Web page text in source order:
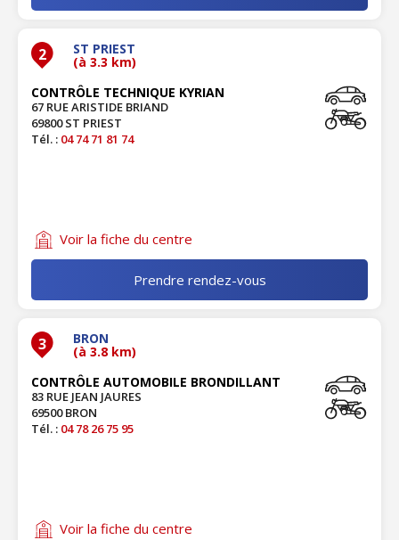
2 ST PRIEST
(à 3.3 km)
CONTRÔLE TECHNIQUE KYRIAN
67 RUE ARISTIDE BRIAND
69800 ST PRIEST
Tél. : 04 74 71 81 74
Voir la fiche du centre
Prendre rendez-vous
3 BRON
(à 3.8 km)
CONTRÔLE AUTOMOBILE BRONDILLANT
83 RUE JEAN JAURES
69500 BRON
Tél. : 04 78 26 75 95
Voir la fiche du centre